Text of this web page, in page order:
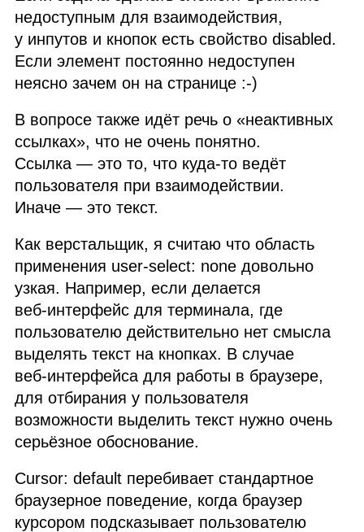
недоступным для взаимодействия,
у инпутов и кнопок есть свойство disabled.
Если элемент постоянно недоступен
неясно зачем он на странице :‑)
В вопросе также идёт речь о «неактивных
ссылках», что не очень понятно.
Ссылка — это то, что куда‑то ведёт
пользователя при взаимодействии.
Иначе — это текст.
Как верстальщик, я считаю что область
применения user‑select: none довольно
узкая. Например, если делается
веб‑интерфейс для терминала, где
пользователю действительно нет смысла
выделять текст на кнопках. В случае
веб‑интерфейса для работы в браузере,
для отбирания у пользователя
возможности выделить текст нужно очень
серьёзное обоснование.
Cursor: default перебивает стандартное
браузерное поведение, когда браузер
курсором подсказывает пользователю